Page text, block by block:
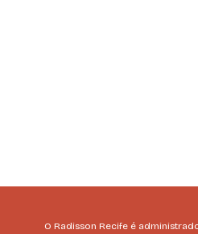
O Radisson Recife é